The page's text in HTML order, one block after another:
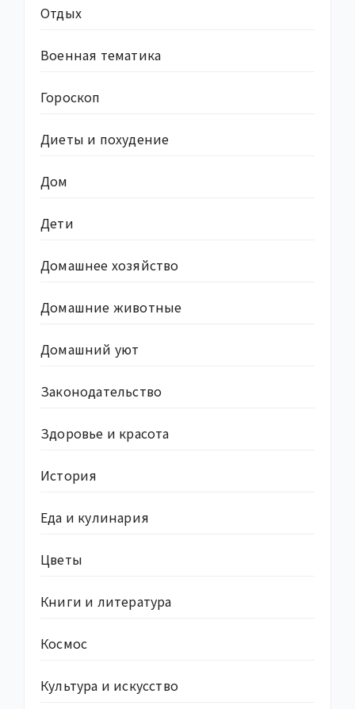
Отдых
Военная тематика
Гороскоп
Диеты и похудение
Дом
Дети
Домашнее хозяйство
Домашние животные
Домашний уют
Законодательство
Здоровье и красота
История
Еда и кулинария
Цветы
Книги и литература
Космос
Культура и искусство